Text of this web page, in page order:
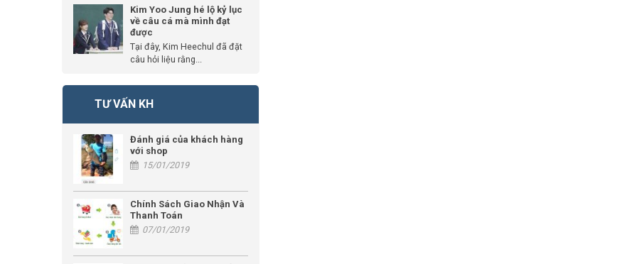
Kim Yoo Jung hé lộ kỷ lục
về câu cá mà mình đạt
được
Tại đây, Kim Heechul đã đặt
câu hỏi liệu rằng...
TƯ VẤN KH
Đánh giá của khách hàng
với shop
15/01/2019
Chính Sách Giao Nhận Và
Thanh Toán
07/01/2019